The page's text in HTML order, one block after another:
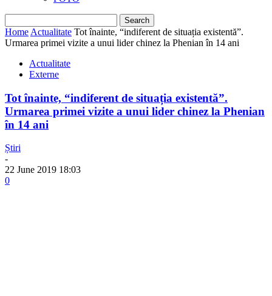
Home Actualitate Tot înainte, “indiferent de situația existentă”.
Urmarea primei vizite a unui lider chinez la Phenian în 14 ani
Actualitate
Externe
Tot înainte, “indiferent de situația existentă”.
Urmarea primei vizite a unui lider chinez la Phenian
în 14 ani
Știri
-
22 June 2019 18:03
0